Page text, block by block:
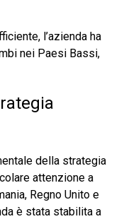
l’azienda ha
nei Paesi Bassi,
della strategia
attenzione a
Regno Unito e
è stata stabilita a